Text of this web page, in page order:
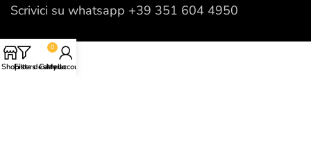
Scrivici su whatsapp +39 351 604 4950
ShopFilters
Lista desideri
0
Carrello
My account